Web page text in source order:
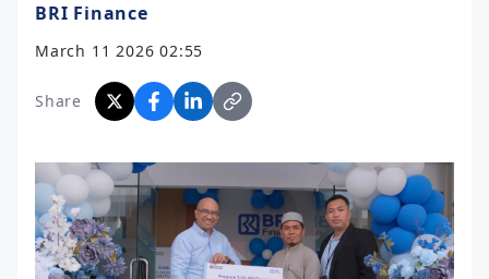
BRI Finance
March 11 2026 02:55
Share